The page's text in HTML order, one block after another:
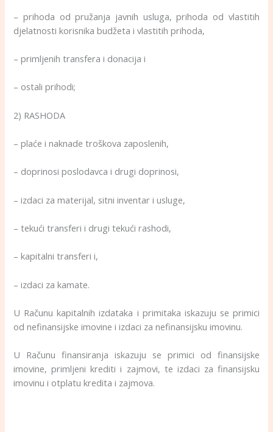
– prihoda od pružanja javnih usluga, prihoda od vlastitih
djelatnosti korisnika budžeta i vlastitih prihoda,
– primljenih transfera i donacija i
– ostali prihodi;
2) RASHODA
– plaće i naknade troškova zaposlenih,
– doprinosi poslodavca i drugi doprinosi,
– izdaci za materijal, sitni inventar i usluge,
– tekući transferi i drugi tekući rashodi,
– kapitalni transferi i,
– izdaci za kamate.
U Računu kapitalnih izdataka i primitaka iskazuju se primici
od nefinansijske imovine i izdaci za nefinansijsku imovinu.
U Računu finansiranja iskazuju se primici od finansijske
imovine, primljeni krediti i zajmovi, te izdaci za finansijsku
imovinu i otplatu kredita i zajmova.